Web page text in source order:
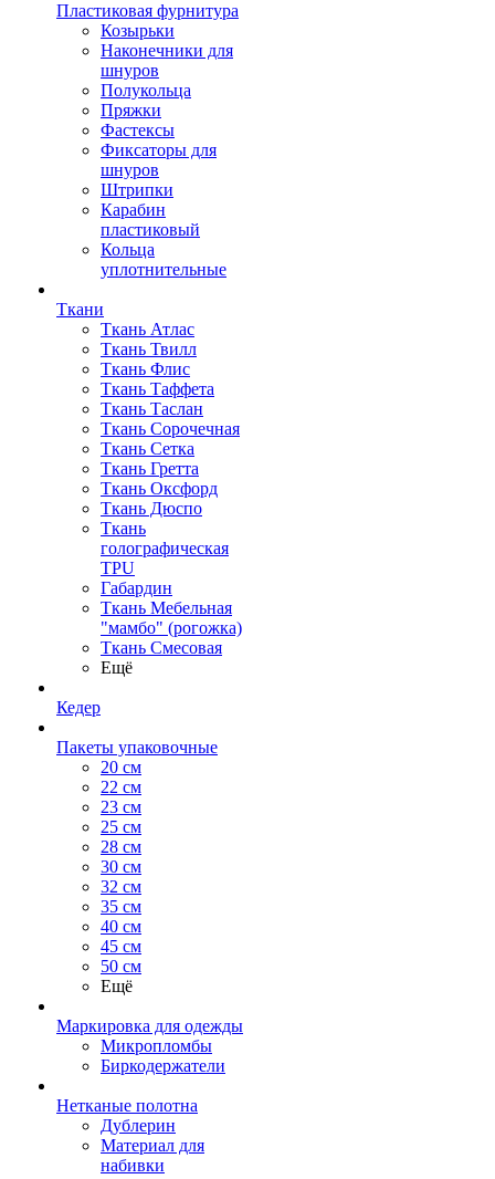
Пластиковая фурнитура
Козырьки
Наконечники для
шнуров
Полукольца
Пряжки
Фастексы
Фиксаторы для
шнуров
Штрипки
Карабин
пластиковый
Кольца
уплотнительные
Ткани
Ткань Атлас
Ткань Твилл
Ткань Флис
Ткань Таффета
Ткань Таслан
Ткань Сорочечная
Ткань Сетка
Ткань Гретта
Ткань Оксфорд
Ткань Дюспо
Ткань
голографическая
TPU
Габардин
Ткань Мебельная
"мамбо" (рогожка)
Ткань Смесовая
Ещё
Кедер
Пакеты упаковочные
20 см
22 см
23 см
25 см
28 см
30 см
32 см
35 см
40 см
45 см
50 см
Ещё
Маркировка для одежды
Микропломбы
Биркодержатели
Нетканые полотна
Дублерин
Материал для
набивки